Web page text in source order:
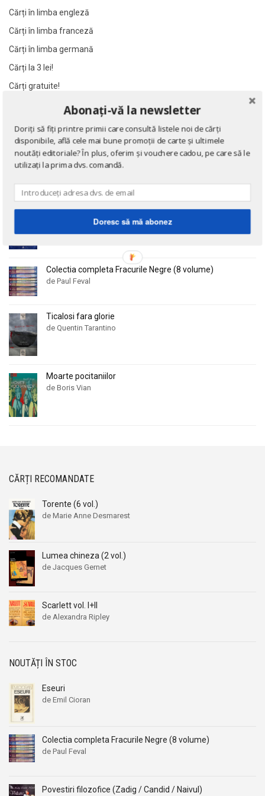
Al James
Al. Alexianu
Al. Piru
Alain Besancon
Alain Bombard
Alain Danielou
Alain Lallemand
Alain Manevy
Alan Dean Foster
Alan Montefiore
Alan Watts
Albert Camus
Albert Horace
Albert Ogien
Alberto Bevilacqua
Alberto Martini
Alberto Moravia
Aleksa Celebonovic
Aleksander Wojciechowscki
Aleksandr Beleaev
Alessandro Parronchi
Alex Mihai Stoenescu
Alexandra Jones
Alexandra Mosneaga
Alexandre Dumas
Alexandre Koyre
Alexandrian
Alexandru Busuioceanu
Alexandru Dobos
Al James
Al. Alexianu
Al. Piru
Alain Besancon
Alain Bombard
Alain Danielou
Alain Lallemand
Alain Manevy
Alan Dean Foster
Alan Montefiore
Alan Watts
Albert Camus
Albert Horace
Albert Ogien
Alberto Bevilacqua
Alberto Martini
Alberto Moravia
Aleksa Celebonovic
Aleksander Wojciechowscki
Aleksandr Beleaev
Alessandro Parronchi
Alex Mihai Stoenescu
Alexandra Jones
Alexandra Mosneaga
Alexandre Dumas
Alexandre Koyre
Alexandrian
Alexandru Busuioceanu
Alexandru Dobos
Cărți în limba engleză
Cărți în limba franceză
Cărți în limba germană
Cărți la 3 lei!
Cărți gratuite!
Eseuri
de Emil Cioran
Doctrina sau Cele patru carti clasice ale Chinei
Colectia completa Fracurile Negre (8 volume)
de Paul Feval
Ticalosi fara glorie
de Quentin Tarantino
Moarte pocitaniilor
de Boris Vian
CĂRȚI RECOMANDATE
Torente (6 vol.)
de Marie Anne Desmarest
Lumea chineza (2 vol.)
de Jacques Gernet
Scarlett vol. I+II
de Alexandra Ripley
NOUTĂȚI ÎN STOC
Eseuri
de Emil Cioran
Colectia completa Fracurile Negre (8 volume)
de Paul Feval
Povestiri filozofice (Zadig / Candid / Naivul)
Abonați-vă la newsletter
Doriți să fiți printre primii care consultă listele noi de cărți
disponibile, află cele mai bune promoții de carte și ultimele
noutăți editoriale? În plus, oferim și vouchere cadou, pe care să le
utilizați la prima dvs. comandă.
Doresc să mă abonez